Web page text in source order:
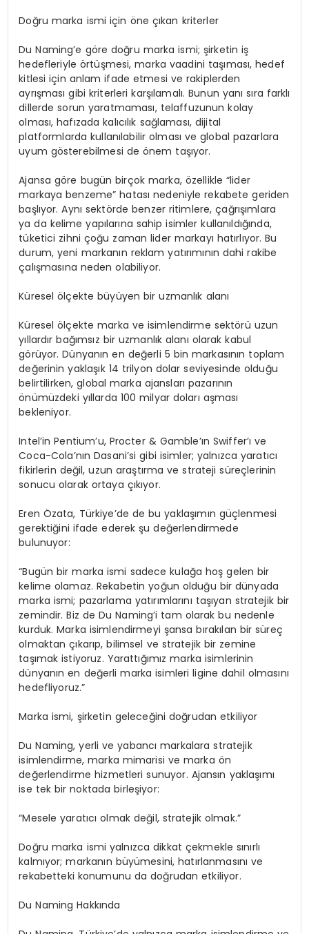
Doğru marka ismi için öne çıkan kriterler
Du Naming’e göre doğru marka ismi; şirketin iş
hedefleriyle örtüşmesi, marka vaadini taşıması, hedef
kitlesi için anlam ifade etmesi ve rakiplerden
ayrışması gibi kriterleri karşılamalı. Bunun yanı sıra farklı
dillerde sorun yaratmaması, telaffuzunun kolay
olması, hafızada kalıcılık sağlaması, dijital
platformlarda kullanılabilir olması ve global pazarlara
uyum gösterebilmesi de önem taşıyor.
Ajansa göre bugün birçok marka, özellikle “lider
markaya benzeme” hatası nedeniyle rekabete geriden
başlıyor. Aynı sektörde benzer ritimlere, çağrışımlara
ya da kelime yapılarına sahip isimler kullanıldığında,
tüketici zihni çoğu zaman lider markayı hatırlıyor. Bu
durum, yeni markanın reklam yatırımının dahi rakibe
çalışmasına neden olabiliyor.
Küresel ölçekte büyüyen bir uzmanlık alanı
Küresel ölçekte marka ve isimlendirme sektörü uzun
yıllardır bağımsız bir uzmanlık alanı olarak kabul
görüyor. Dünyanın en değerli 5 bin markasının toplam
değerinin yaklaşık 14 trilyon dolar seviyesinde olduğu
belirtilirken, global marka ajansları pazarının
önümüzdeki yıllarda 100 milyar doları aşması
bekleniyor.
Intel’in Pentium’u, Procter & Gamble’ın Swiffer’ı ve
Coca-Cola’nın Dasani’si gibi isimler; yalnızca yaratıcı
fikirlerin değil, uzun araştırma ve strateji süreçlerinin
sonucu olarak ortaya çıkıyor.
Eren Özata, Türkiye’de de bu yaklaşımın güçlenmesi
gerektiğini ifade ederek şu değerlendirmede
bulunuyor:
“Bugün bir marka ismi sadece kulağa hoş gelen bir
kelime olamaz. Rekabetin yoğun olduğu bir dünyada
marka ismi; pazarlama yatırımlarını taşıyan stratejik bir
zemindir. Biz de Du Naming’i tam olarak bu nedenle
kurduk. Marka isimlendirmeyi şansa bırakılan bir süreç
olmaktan çıkarıp, bilimsel ve stratejik bir zemine
taşımak istiyoruz. Yarattığımız marka isimlerinin
dünyanın en değerli marka isimleri ligine dahil olmasını
hedefliyoruz.”
Marka ismi, şirketin geleceğini doğrudan etkiliyor
Du Naming, yerli ve yabancı markalara stratejik
isimlendirme, marka mimarisi ve marka ön
değerlendirme hizmetleri sunuyor. Ajansın yaklaşımı
ise tek bir noktada birleşiyor:
“Mesele yaratıcı olmak değil, stratejik olmak.”
Doğru marka ismi yalnızca dikkat çekmekle sınırlı
kalmıyor; markanın büyümesini, hatırlanmasını ve
rekabetteki konumunu da doğrudan etkiliyor.
Du Naming Hakkında